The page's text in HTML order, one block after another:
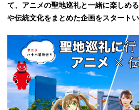
て、アニメの聖地巡礼と一緒に楽しめ
や伝統文化をまとめた企画をスタートい